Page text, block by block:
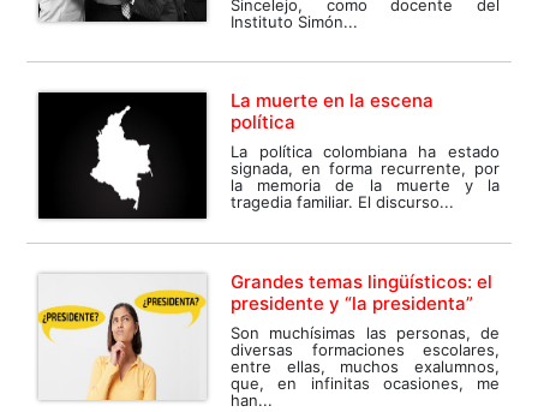
Sincelejo, como docente del
Instituto Simón...
La muerte en la escena
política
La política colombiana ha estado
signada, en forma recurrente, por
la memoria de la muerte y la
tragedia familiar. El discurso...
Grandes temas lingüísticos: el
presidente y “la presidenta”
Son muchísimas las personas, de
diversas formaciones escolares,
entre ellas, muchos exalumnos,
que, en infinitas ocasiones, me
han...